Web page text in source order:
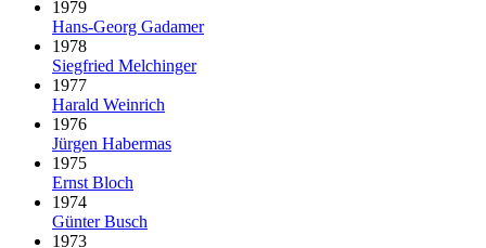
1979
Hans-Georg Gadamer
1978
Siegfried Melchinger
1977
Harald Weinrich
1976
Jürgen Habermas
1975
Ernst Bloch
1974
Günter Busch
1973